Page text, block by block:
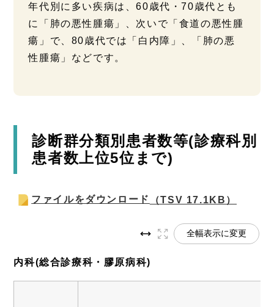
年代別に多い疾病は、60歳代・70歳代とも
に「肺の悪性腫瘍」、次いで「食道の悪性腫
瘍」で、80歳代では「白内障」、「肺の悪
性腫瘍」などです。
診断群分類別患者数等(診療科別
患者数上位5位まで)
ファイルをダウンロード （TSV 17.1KB）
全幅表示に変更
内科(総合診療科・膠原病科)